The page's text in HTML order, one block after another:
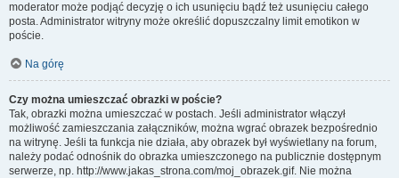
moderator może podjąć decyzję o ich usunięciu bądź też usunięciu całego
posta. Administrator witryny może określić dopuszczalny limit emotikon w
poście.
Na górę
Czy można umieszczać obrazki w poście?
Tak, obrazki można umieszczać w postach. Jeśli administrator włączył
możliwość zamieszczania załączników, można wgrać obrazek bezpośrednio
na witrynę. Jeśli ta funkcja nie działa, aby obrazek był wyświetlany na forum,
należy podać odnośnik do obrazka umieszczonego na publicznie dostępnym
serwerze, np. http://www.jakas_strona.com/moj_obrazek.gif. Nie można